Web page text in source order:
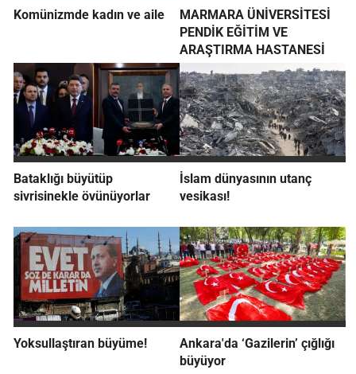
Komünizmde kadın ve aile
MARMARA ÜNİVERSİTESİ
PENDİK EĞİTİM VE
ARAŞTIRMA HASTANESİ
Bataklığı büyütüp
sivrisinekle övünüyorlar
İslam dünyasının utanç
vesikası!
Yoksullaştıran büyüme!
Ankara'da ‘Gazilerin’ çığlığı
büyüyor